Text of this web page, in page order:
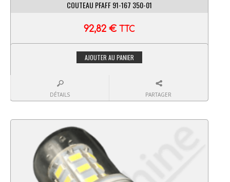
COUTEAU PFAFF 91-167 350-01
92,82 € TTC
AJOUTER AU PANIER
DÉTAILS PARTAGER